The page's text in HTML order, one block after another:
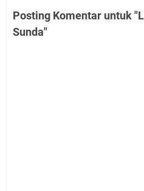
Posting Komentar untuk
Sunda"